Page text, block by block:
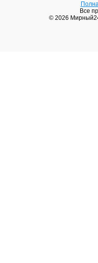
Все
© 2026